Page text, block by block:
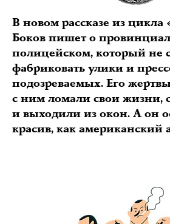
В новом рассказе из
Боков пишет о
полицейском, который не
фабриковать улики и
подозреваемых. Его
с ним ломали свои жизни,
и выходили из окон. А он
красив, как американский